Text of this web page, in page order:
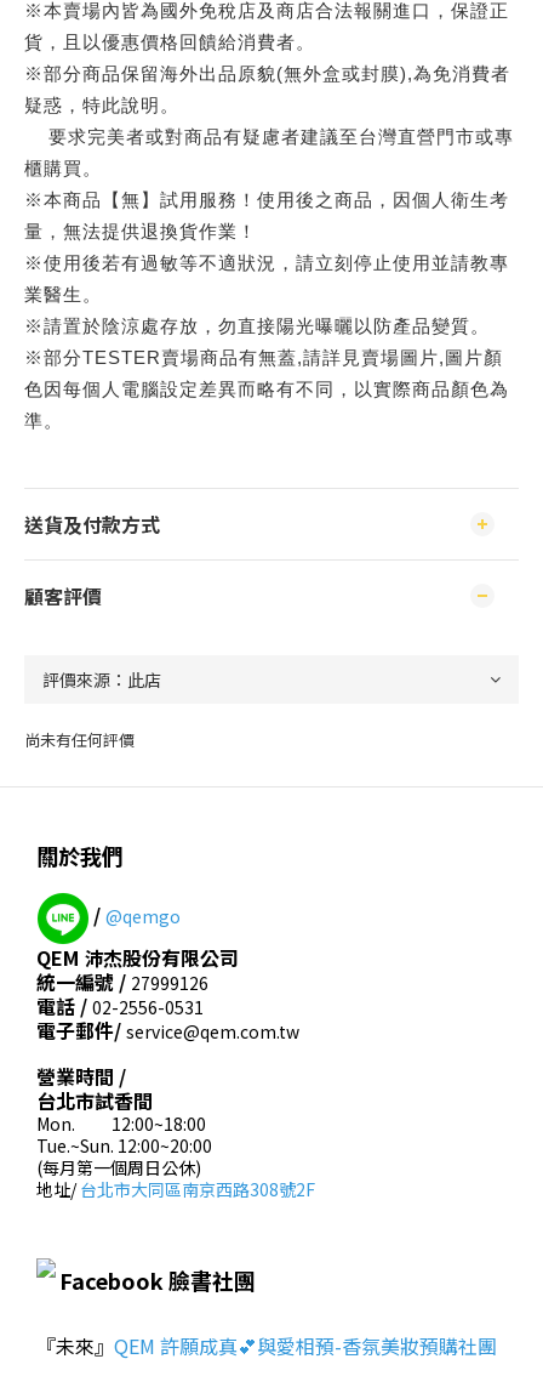
※本賣場內皆為國外免稅店及商店合法報關進口，保證正
貨，且以優惠價格回饋給消費者。
※部分商品保留海外出品原貌(無外盒或封膜),為免消費者
疑惑，特此說明。
要求完美者或對商品有疑慮者建議至台灣直營門市或專
櫃購買。
※本商品【無】試用服務！使用後之商品，因個人衛生考
量，無法提供退換貨作業！
※使用後若有過敏等不適狀況，請立刻停止使用並請教專
業醫生。
※請置於陰涼處存放，勿直接陽光曝曬以防產品變質。
※部分TESTER賣場商品有無蓋,請詳見賣場圖片,圖片顏
色因每個人電腦設定差異而略有不同，以實際商品顏色為
準。
送貨及付款方式
顧客評價
尚未有任何評價
關於我們
/ @qemgo
QEM 沛杰股份有限公司
統一編號 / 27999126
電話 / 02-2556-0531
電子郵件/ service@qem.com.tw
營業時間 /
台北市試香間
Mon. 12:00~18:00
Tue.~Sun. 12:00~20:00
(每月第一個周日公休)
地址/台北市大同區南京西路308號2F
Facebook 臉書社團
『未來』 QEM 許願成真💕與愛相預-香氛美妝預購社團